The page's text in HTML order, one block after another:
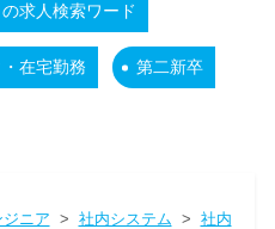
求人検索ワード
在宅勤務 第二新卒
ジニア > 社内システム > 社内